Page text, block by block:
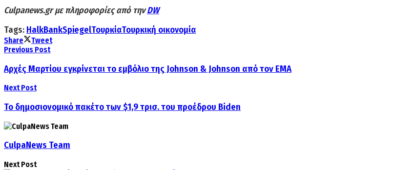
Culpanews.gr με πληροφορίες από τηνDW
Tags: HalkBankSpiegelΤουρκίαΤουρκική οικονομία
Share
Tweet
Previous Post
Αρχές Μαρτίου εγκρίνεται το εμβόλιο της Johnson & Johnson από τον EMA
Next Post
Το δημοσιονομικό πακέτο των $1,9 τρισ. του προέδρου Biden
CulpaNews Team
Next Post